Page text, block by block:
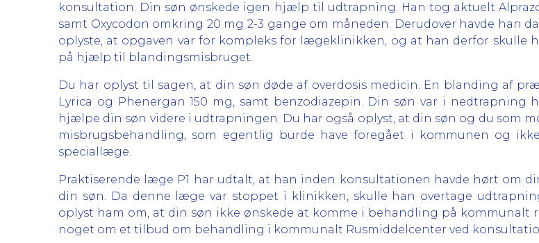
konsultation. Din søn ønskede igen hjælp til udtrapning. Han tog aktuelt
samt Oxycodon omkring 20 mg 2-3 gange om måneden. Derudover havde han
oplyste, at opgaven var for kompleks for lægeklinikken, og at han derfor skulle
på hjælp til blandingsmisbruget.
Du har oplyst til sagen, at din søn døde af overdosis medicin. En blanding af
Lyrica og Phenergan 150 mg, samt benzodiazepin. Din søn var i
hjælpe din søn videre i udtrapningen. Du har også oplyst, at din søn og du som
misbrugsbehandling, som egentlig burde have foregået i kommunen og
speciallæge.
Praktiserende læge P1 har udtalt, at han inden konsultationen havde hørt om
din søn. Da denne læge var stoppet i klinikken, skulle han overtage
oplyst ham om, at din søn ikke ønskede at komme i behandling på kommunalt
noget om et tilbud om behandling i kommunalt Rusmiddelcenter ved